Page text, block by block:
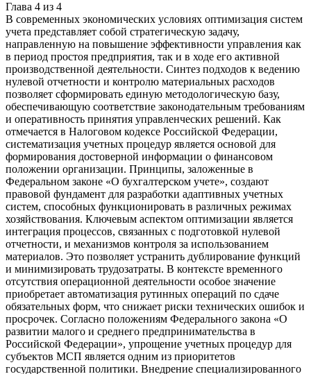
Глава 4 из 4
В современных экономических условиях оптимизация систем
учета представляет собой стратегическую задачу,
направленную на повышение эффективности управления как
в период простоя предприятия, так и в ходе его активной
производственной деятельности. Синтез подходов к ведению
нулевой отчетности и контролю материальных расходов
позволяет сформировать единую методологическую базу,
обеспечивающую соответствие законодательным требованиям
и оперативность принятия управленческих решений. Как
отмечается в Налоговом кодексе Российской Федерации,
систематизация учетных процедур является основой для
формирования достоверной информации о финансовом
положении организации. Принципы, заложенные в
Федеральном законе «О бухгалтерском учете», создают
правовой фундамент для разработки адаптивных учетных
систем, способных функционировать в различных режимах
хозяйствования. Ключевым аспектом оптимизации является
интеграция процессов, связанных с подготовкой нулевой
отчетности, и механизмов контроля за использованием
материалов. Это позволяет устранить дублирование функций
и минимизировать трудозатраты. В контексте временного
отсутствия операционной деятельности особое значение
приобретает автоматизация рутинных операций по сдаче
обязательных форм, что снижает риски технических ошибок и
просрочек. Согласно положениям Федерального закона «О
развитии малого и среднего предпринимательства в
Российской Федерации», упрощение учетных процедур для
субъектов МСП является одним из приоритетов
государственной политики. Внедрение специализированного